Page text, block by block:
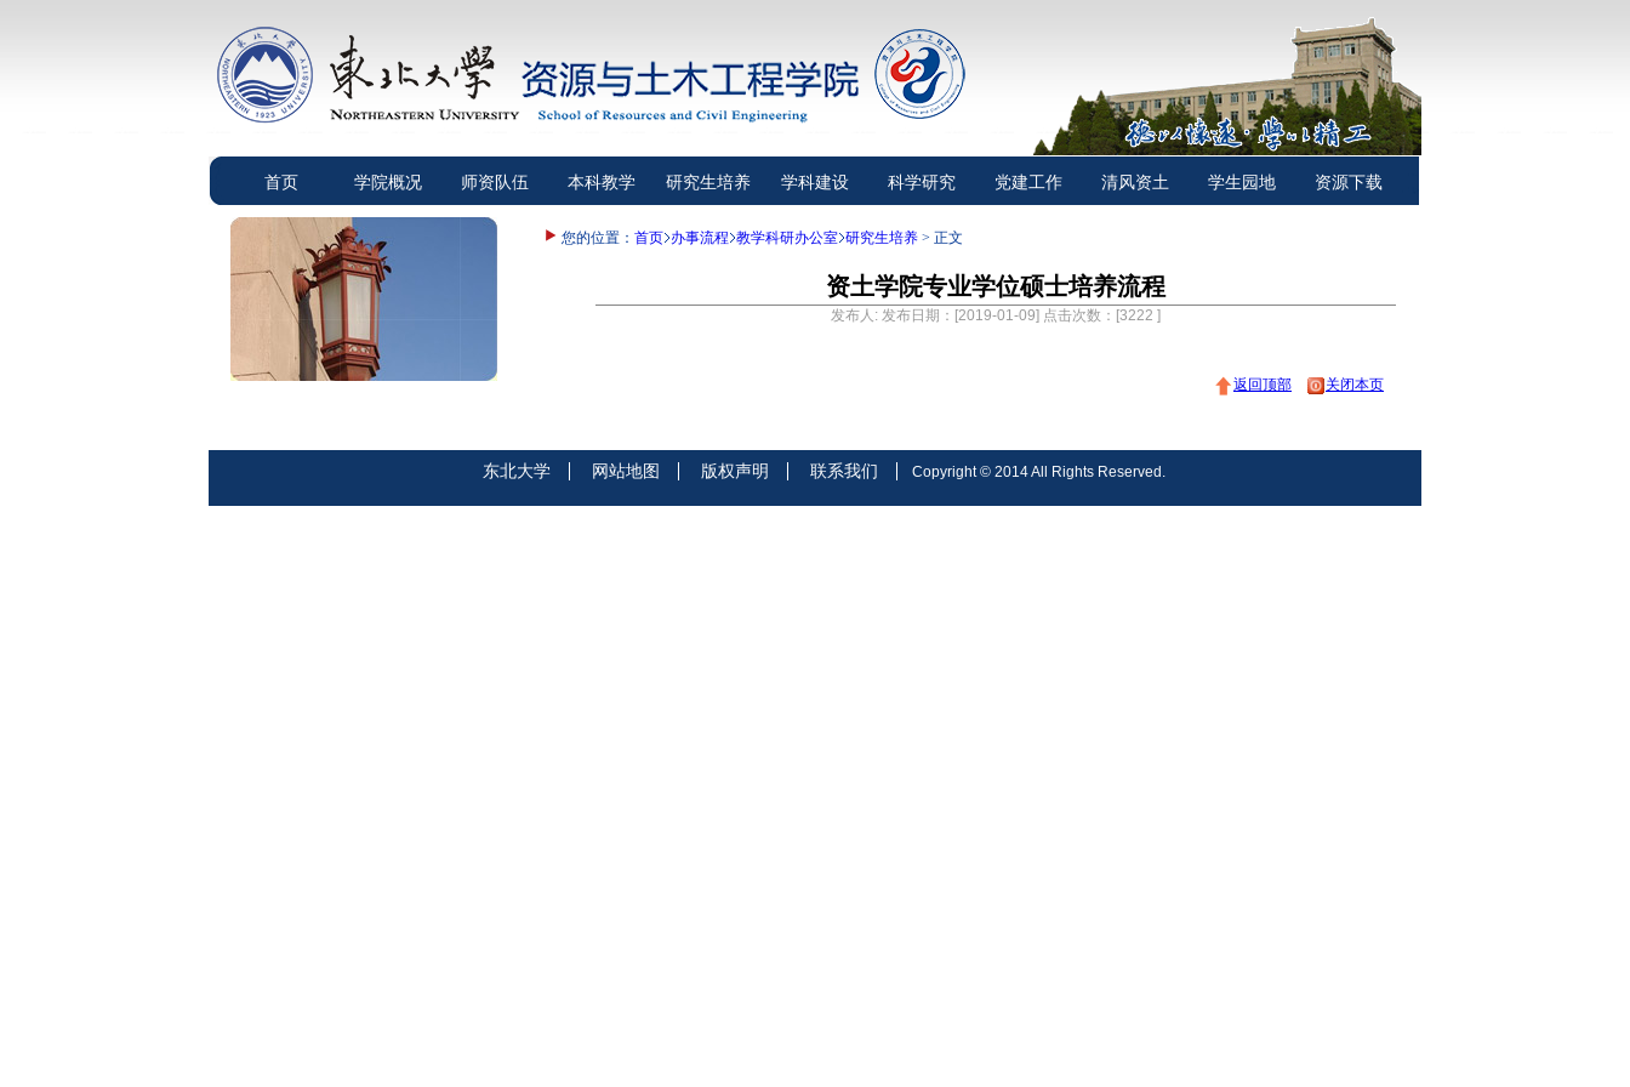
首页 学院概况 师资队伍 本科教学 研究生培养 学科建设 科学研究 党建工作 清风资土 学生园地 资源下载
您的位置： 首页 办事流程 教学科研办公室 研究生培养 > 正文
资土学院专业学位硕士培养流程
发布人: 发布日期：[2019-01-09] 点击次数：[3222 ]
返回顶部 关闭本页
东北大学 网站地图 版权声明 联系我们 Copyright © 2014 All Rights Reserved.